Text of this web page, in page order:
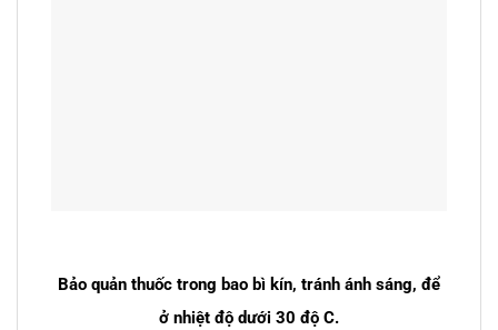
Bảo quản thuốc trong bao bì kín, tránh ánh sáng, để
ở nhiệt độ dưới 30 độ C.